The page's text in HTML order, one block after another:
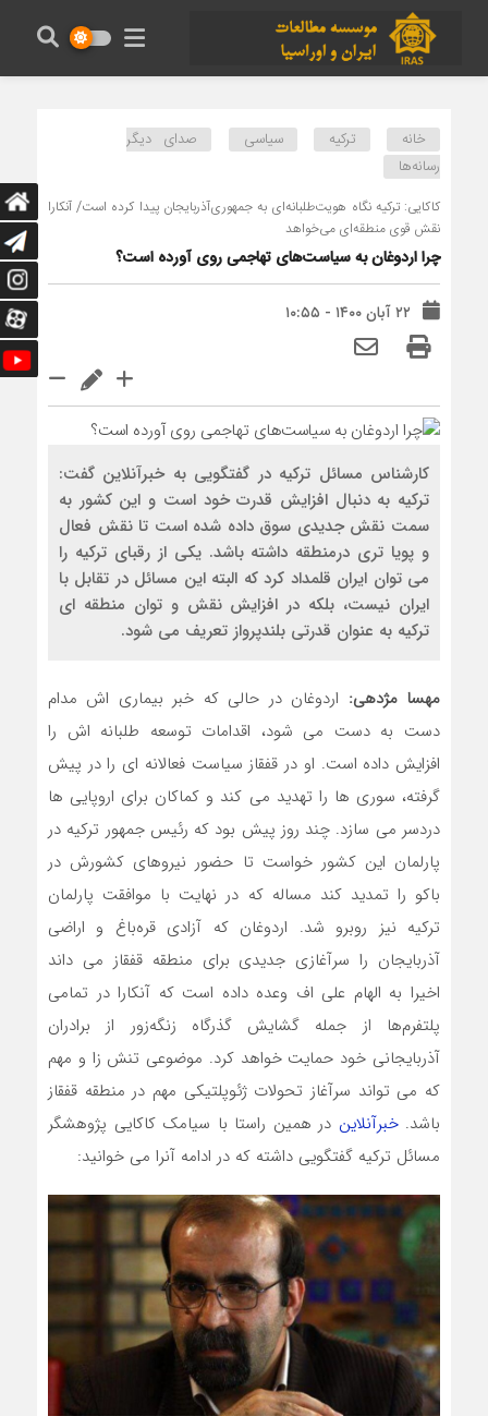
خانه ترکیه سیاسی
صدای دیگر
رسانه‌ها
کاکایی: ترکیه نگاه هویت‌طلبانه‌ای به جمهوری‌آذربایجان پیدا کرده است/ آنکارا
نقش قوی منطقه‌ای می‌خواهد
چرا اردوغان به سیاست‌های تهاجمی روی آورده است؟
۲۲ آبان ۱۴۰۰ - ۱۰:۵۵
کارشناس مسائل ترکیه در گفتگویی به خبرآنلاین گفت:
ترکیه به دنبال افزایش قدرت خود است و این کشور به
سمت نقش جدیدی سوق داده شده است تا نقش فعال
و پویا تری درمنطقه داشته باشد. یکی از رقبای ترکیه را
می توان ایران قلمداد کرد که البته این مسائل در تقابل با
ایران نیست، بلکه در افزایش نقش و توان منطقه ای
ترکیه به عنوان قدرتی بلندپرواز تعریف می شود.
مهسا مژدهی: اردوغان در حالی که خبر بیماری اش مدام
دست به دست می شود، اقدامات توسعه طلبانه اش را
افزایش داده است. او در قفقاز سیاست فعالانه ای را در پیش
گرفته، سوری ها را تهدید می کند و کماکان برای اروپایی ها
دردسر می سازد. چند روز پیش بود که رئیس جمهور ترکیه در
پارلمان این کشور خواست تا حضور نیروهای کشورش در
باکو را تمدید کند مساله که در نهایت با موافقت پارلمان
ترکیه نیز روبرو شد. اردوغان که آزادی قره‌باغ و اراضی
آذربایجان را سرآغازی جدیدی برای منطقه قفقاز می داند
اخیرا به الهام علی اف وعده داده است که آنکارا در تمامی
پلتفرم‌ها از جمله گشایش گذرگاه زنگه‌زور از برادران
آذربایجانی خود حمایت خواهد کرد. موضوعی تنش زا و مهم
که می تواند سرآغاز تحولات ژئوپلتیکی مهم در منطقه قفقاز
باشد.خبرآنلاین در همین راستا با سیامک کاکایی پژوهشگر
مسائل ترکیه گفتگویی داشته که در ادامه آنرا می خوانید: